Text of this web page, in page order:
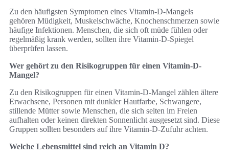
Zu den häufigsten Symptomen eines Vitamin-D-Mangels
gehören Müdigkeit, Muskelschwäche, Knochenschmerzen sowie
häufige Infektionen. Menschen, die sich oft müde fühlen oder
regelmäßig krank werden, sollten ihre Vitamin-D-Spiegel
überprüfen lassen.
Wer gehört zu den Risikogruppen für einen Vitamin-D-
Mangel?
Zu den Risikogruppen für einen Vitamin-D-Mangel zählen ältere
Erwachsene, Personen mit dunkler Hautfarbe, Schwangere,
stillende Mütter sowie Menschen, die sich selten im Freien
aufhalten oder keinen direkten Sonnenlicht ausgesetzt sind. Diese
Gruppen sollten besonders auf ihre Vitamin-D-Zufuhr achten.
Welche Lebensmittel sind reich an Vitamin D?